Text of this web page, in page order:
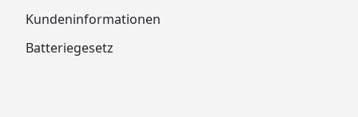
Kundeninformationen
Batteriegesetz